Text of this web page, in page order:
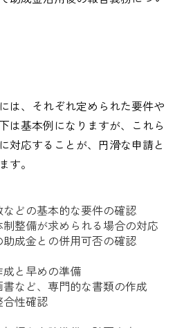
は、それぞれ定められた要件や
は基本例になりますが、これら
対応することが、円滑な申請と
す。
どの基本的な要件の確認
整備が求められる場合の対応
成金との併用可否の確認
と早めの準備
など、専門的な書類の作成
性確認